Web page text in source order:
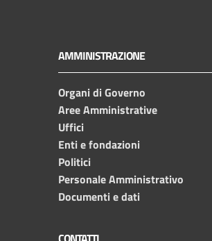
AMMINISTRAZIONE
Organi di Governo
Aree Amministrative
Uffici
Enti e fondazioni
Politici
Personale Amministrativo
Documenti e dati